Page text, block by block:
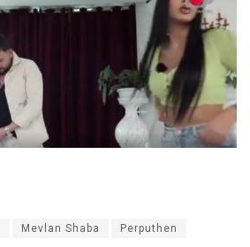
Mevlan Shaba Perputhen